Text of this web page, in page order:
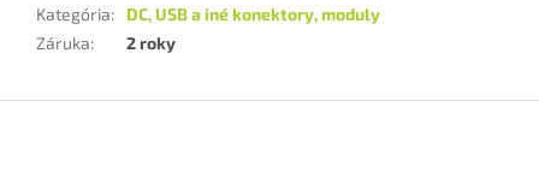
Kategória:
DC, USB a iné konektory, moduly
Záruka: 2 roky